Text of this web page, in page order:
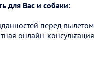
для Вас и собаки:
перед вылетом
онлайн-консультация